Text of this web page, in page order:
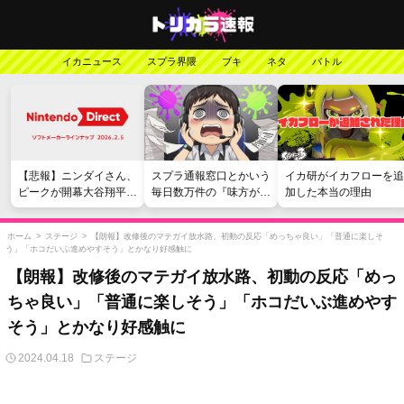
イカニュース スプラ界隈 ブキ ネタ バトル
【悲報】ニンダイさん、
ピークが開幕大谷翔平の
がっかりダイレクトだっ
たと言われてしまう
スプラ通報窓口とかいう
毎日数万件の『味方が弱
い』愚痴を読まされる苦
行
イカ研がイカフローを追
加した本当の理由
ホーム > ステージ >
【朗報】改修後のマテガイ放水路、初動の反応「めっちゃ良い」「普通に楽しそ
う」「ホコだいぶ進めやすそう」とかなり好感触に
【朗報】改修後のマテガイ放水路、初動の反応「めっ
ちゃ良い」「普通に楽しそう」「ホコだいぶ進めやす
そう」とかなり好感触に
2024.04.18 ステージ